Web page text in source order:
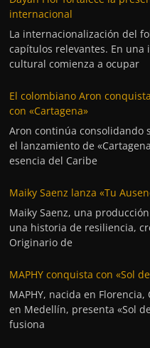
internacional
La internacionalización del
capítulos relevantes. En
cultural comienza a ocupar
El colombiano Aron
con «Cartagena»
Aron continúa consolidando
el lanzamiento de
esencia del Caribe
Maiky Saenz lanza «Tu
Maiky Saenz, una
una historia de resiliencia,
Originario de
MAPHY conquista con «Sol
MAPHY, nacida en
en Medellín, presenta «Sol
fusiona